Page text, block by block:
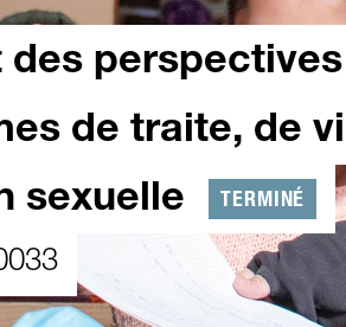
de traite, de
sexuelle
TERMINÉ